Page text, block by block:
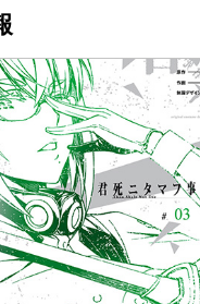
採用情報
サイト内検索